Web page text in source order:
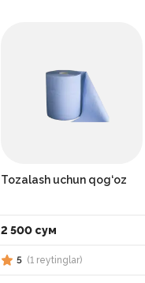
Tozalash uchun qog‘oz
2 500 сум
5 (1 reytinglar)